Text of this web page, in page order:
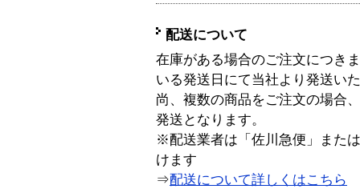
配送について
在庫がある場合のご注文につき
いる発送日にて当社より発送い
尚、複数の商品をご注文の場合
発送となります。
※配送業者は「佐川急便」また
けます
⇒配送について詳しくはこちら